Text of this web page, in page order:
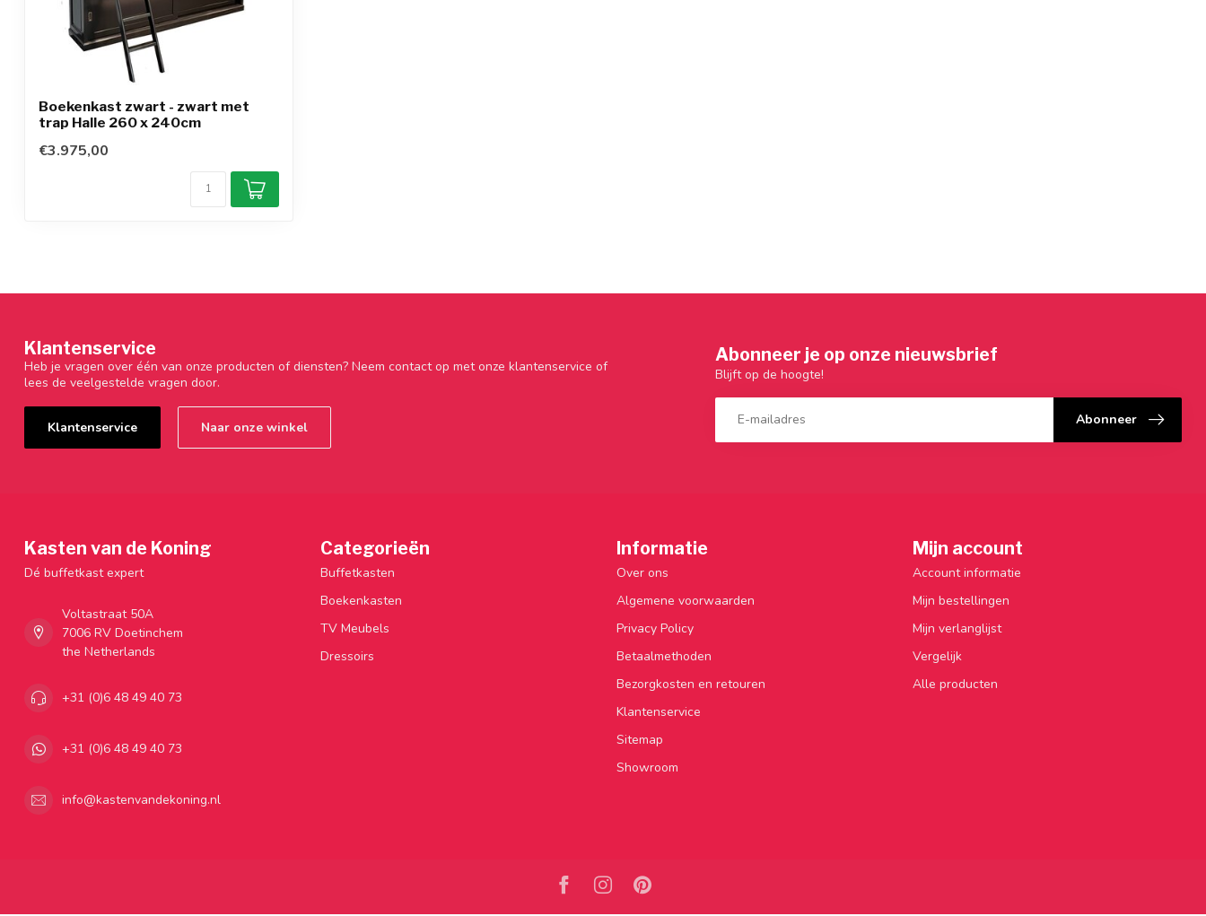
Boekenkast zwart - zwart met
trap Halle 260 x 240cm
€3.975,00
Klantenservice
Heb je vragen over één van onze producten of diensten? Neem contact op met onze klantenservice of
lees de veelgestelde vragen door.
Klantenservice Naar onze winkel
Abonneer je op onze nieuwsbrief
Blijft op de hoogte!
Abonneer
Kasten van de Koning
Dé buffetkast expert
Voltastraat 50A
7006 RV Doetinchem
the Netherlands
+31 (0)6 48 49 40 73
+31 (0)6 48 49 40 73
info@kastenvandekoning.nl
Categorieën
Buffetkasten
Boekenkasten
TV Meubels
Dressoirs
Informatie
Over ons
Algemene voorwaarden
Privacy Policy
Betaalmethoden
Bezorgkosten en retouren
Klantenservice
Sitemap
Showroom
Mijn account
Account informatie
Mijn bestellingen
Mijn verlanglijst
Vergelijk
Alle producten